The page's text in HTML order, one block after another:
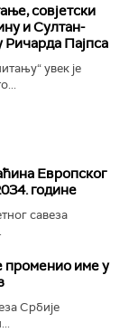
совјетски
и Султан-
Ричарда Пајпса
увек је
Европског
године
савеза
променио име у
Србије